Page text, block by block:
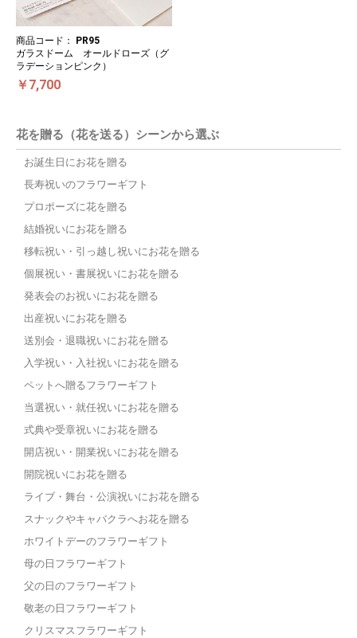
商品コード：
PR95
ガラスドーム オールドローズ（グ
ラデーションピンク）
￥7,700
花を贈る（花を送る）シーンから選ぶ
お誕生日にお花を贈る
長寿祝いのフラワーギフト
プロポーズに花を贈る
結婚祝いにお花を贈る
移転祝い・引っ越し祝いにお花を贈る
個展祝い・書展祝いにお花を贈る
発表会のお祝いにお花を贈る
出産祝いにお花を贈る
送別会・退職祝いにお花を贈る
入学祝い・入社祝いにお花を贈る
ペットへ贈るフラワーギフト
当選祝い・就任祝いにお花を贈る
式典や受章祝いにお花を贈る
開店祝い・開業祝いにお花を贈る
開院祝いにお花を贈る
ライブ・舞台・公演祝いにお花を贈る
スナックやキャバクラへお花を贈る
ホワイトデーのフラワーギフト
母の日フラワーギフト
父の日のフラワーギフト
敬老の日フラワーギフト
クリスマスフラワーギフト